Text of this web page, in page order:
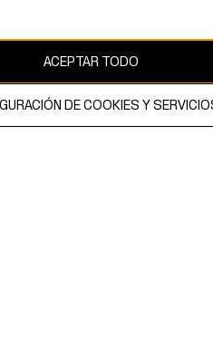
AB
ACEPTAR TODO
DE COOKIES Y